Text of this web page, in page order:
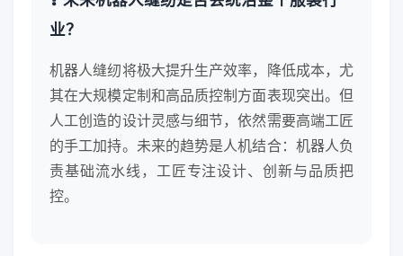
业？
机器人缝纫将极大提升生产效率，降低成本，尤
其在大规模定制和高品质控制方面表现突出。但
人工创造的设计灵感与细节，依然需要高端工匠
的手工加持。未来的趋势是人机结合：机器人负
责基础流水线，工匠专注设计、创新与品质把
控。